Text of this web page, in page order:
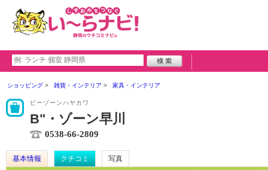
ショッピング 雑貨・インテリア 家具・インテリア
ビーゾーンハヤカワ
B"・ゾーン早川
0538-66-2809
基本情報 クチコミ
写真